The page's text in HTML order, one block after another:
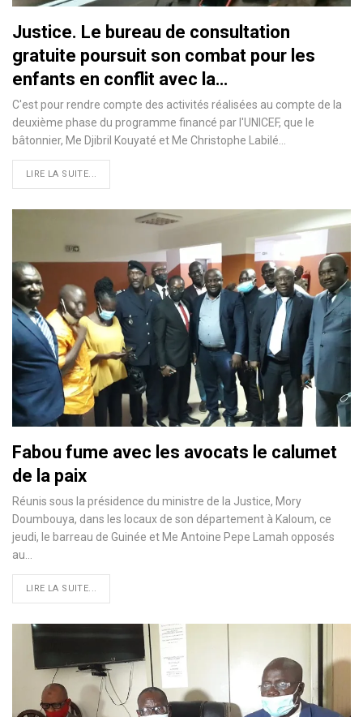
Justice. Le bureau de consultation
gratuite poursuit son combat pour les
enfants en conflit avec la…
C'est pour rendre compte des activités réalisées au compte de la
deuxième phase du programme financé par l'UNICEF, que le
bâtonnier, Me Djibril Kouyaté et Me Christophe Labilé…
LIRE LA SUITE...
Fabou fume avec les avocats le calumet
de la paix
Réunis sous la présidence du ministre de la Justice, Mory
Doumbouya, dans les locaux de son département à Kaloum, ce
jeudi, le barreau de Guinée et Me Antoine Pepe Lamah opposés
au…
LIRE LA SUITE...